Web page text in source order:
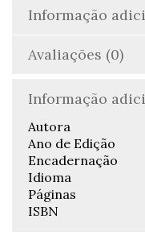
Informação
Avaliações (0)
Informação
Autora
Ano de Edição
Encadernação
Idioma
Páginas
ISBN